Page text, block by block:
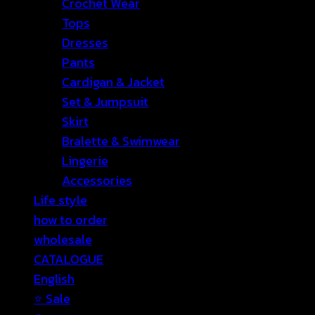
Tops
Dresses
Pants
Cardigan & Jacket
Set & Jumpsuit
Skirt
Bralette & Swimwear
Lingerie
Accessories
Life style
how to order
wholesale
CATALOGUE
English
⭐ Sale